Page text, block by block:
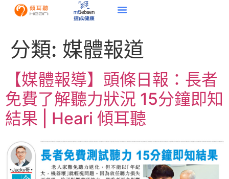
分類: 媒體報道
【媒體報導】頭條日報：長者
免費了解聽力狀況 15分鐘即知
結果 | Heari 傾耳聽